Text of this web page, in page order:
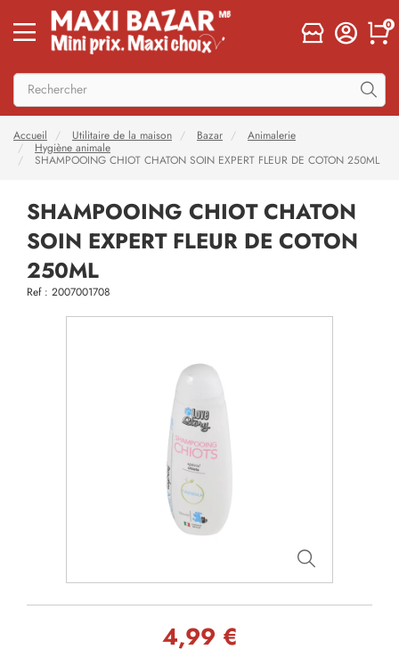
0
Accueil Utilitaire de la maison Bazar
Animalerie
Hygiène animale
SHAMPOOING CHIOT CHATON SOIN EXPERT FLEUR DE COTON 250ML
SHAMPOOING CHIOT CHATON
SOIN EXPERT FLEUR DE COTON
250ML
Ref : 2007001708
4,99 €